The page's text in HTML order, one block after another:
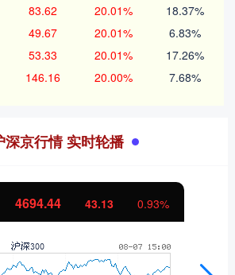
83.62 20.01% 18.37%
49.67 20.01% 6.83%
53.33 20.01% 17.26%
146.16 20.00% 7.68%
深京行情 实时轮播
4694.44 43.13 0.93%